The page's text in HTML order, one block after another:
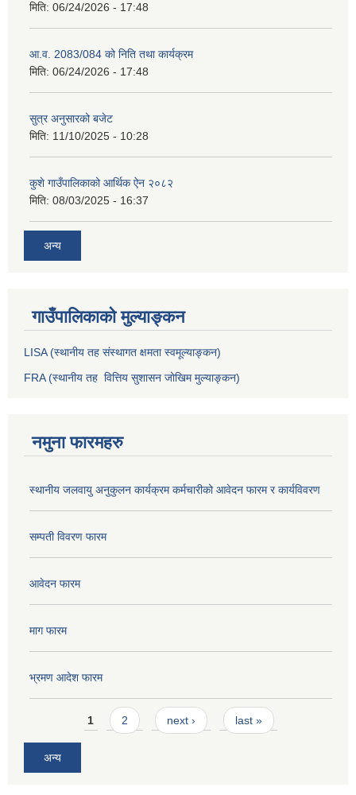
मिति: 06/24/2026 - 17:48
आ.व. 2083/084 को निति तथा कार्यक्रम
मिति: 06/24/2026 - 17:48
सुत्र अनुसारको बजेट
मिति: 11/10/2025 - 10:28
कुशे गाउँपालिकाको आर्थिक ऐन २०८२
मिति: 08/03/2025 - 16:37
अन्य
गाउँपालिकाको मुल्याङ्कन
LISA (स्थानीय तह संस्थागत क्षमता स्वमूल्याङ्कन)
FRA (स्थानीय तह वित्तिय सुशासन जोखिम मुल्याङ्कन)
नमुना फारमहरु
स्थानीय जलवायु अनुकुलन कार्यक्रम कर्मचारीको आवेदन फारम र कार्यविवरण
सम्पती विवरण फारम
आवेदन फारम
माग फारम
भ्रमण आदेश फारम
Pages1 2 next › last »
अन्य